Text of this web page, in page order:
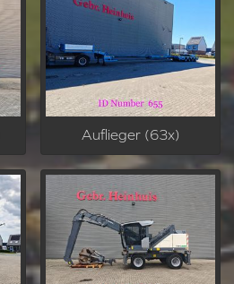
Auflieger (63x)